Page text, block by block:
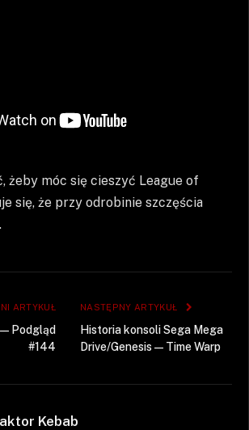
żeby móc się cieszyć League of
się, że przy odrobinie szczęścia
ARTYKUŁ
Podgląd
#144
NASTĘPNY ARTYKUŁ
Historia konsoli Sega Mega
Drive/Genesis — Time Warp
Kebab